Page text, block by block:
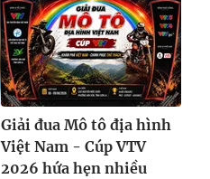
Giải đua Mô tô địa hình
Việt Nam - Cúp VTV
2026 hứa hẹn nhiều